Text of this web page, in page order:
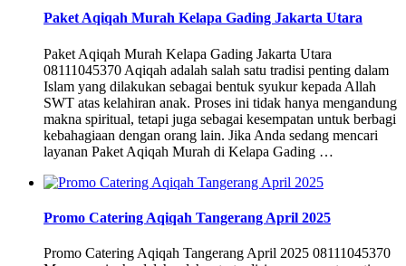
Paket Aqiqah Murah Kelapa Gading Jakarta Utara
Paket Aqiqah Murah Kelapa Gading Jakarta Utara
08111045370 Aqiqah adalah salah satu tradisi penting dalam
Islam yang dilakukan sebagai bentuk syukur kepada Allah
SWT atas kelahiran anak. Proses ini tidak hanya mengandung
makna spiritual, tetapi juga sebagai kesempatan untuk berbagi
kebahagiaan dengan orang lain. Jika Anda sedang mencari
layanan Paket Aqiqah Murah di Kelapa Gading …
Promo Catering Aqiqah Tangerang April 2025
Promo Catering Aqiqah Tangerang April 2025 08111045370